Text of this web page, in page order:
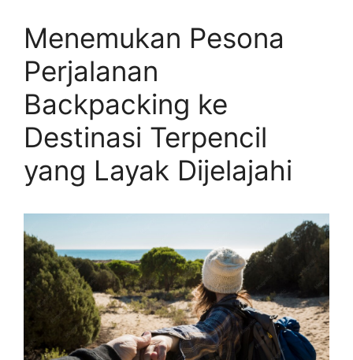
Menemukan Pesona
Perjalanan
Backpacking ke
Destinasi Terpencil
yang Layak Dijelajahi